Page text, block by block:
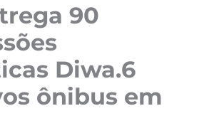
90
Diwa.6
ônibus em